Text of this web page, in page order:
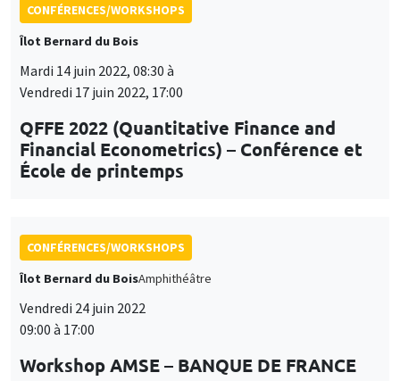
CONFÉRENCES/WORKSHOPS
Îlot Bernard du Bois
Mardi 14 juin 2022, 08:30 à
Vendredi 17 juin 2022, 17:00
QFFE 2022 (Quantitative Finance and
Financial Econometrics) – Conférence et
École de printemps
CONFÉRENCES/WORKSHOPS
Îlot Bernard du BoisAmphithéâtre
Vendredi 24 juin 2022
09:00 à 17:00
Workshop AMSE – BANQUE DE FRANCE